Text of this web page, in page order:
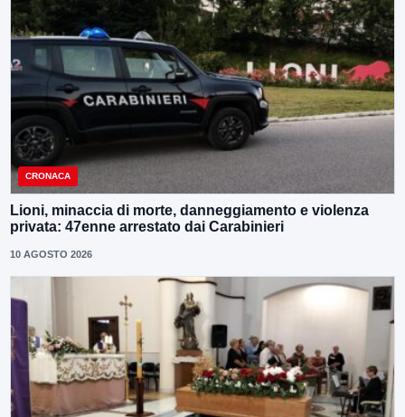
CRONACA
Lioni, minaccia di morte, danneggiamento e violenza
privata: 47enne arrestato dai Carabinieri
10 AGOSTO 2026